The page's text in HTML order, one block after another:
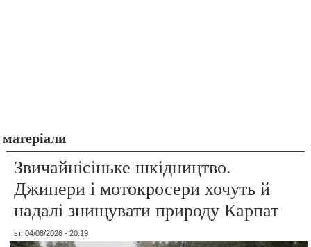
матеріали
Звичайнісіньке шкідництво.
Джипери і мотокросери хочуть й
надалі знищувати природу Карпат
вт, 04/08/2026 - 20:19